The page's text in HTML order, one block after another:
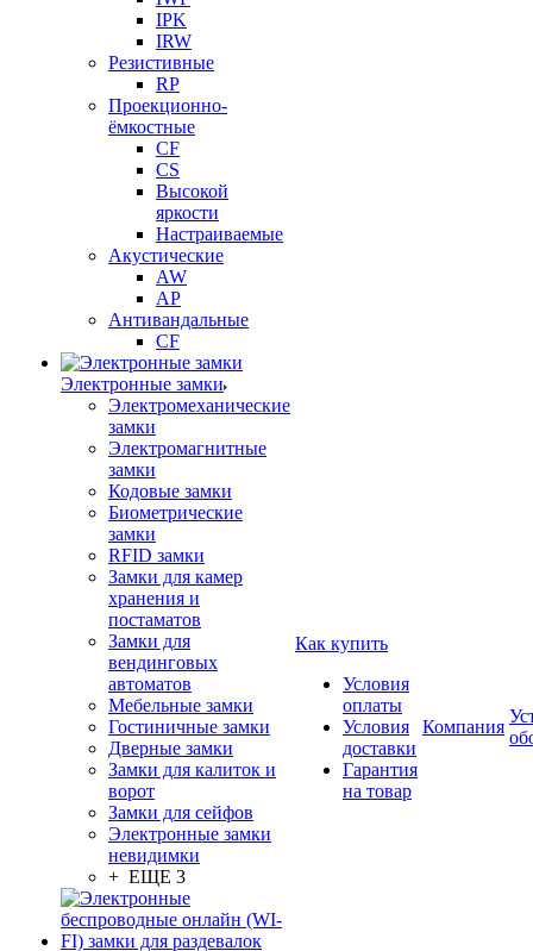
IPK
IRW
Резистивные
RP
Проекционно-
ёмкостные
CF
CS
Высокой
яркости
Настраиваемые
Акустические
AW
AP
Антивандальные
CF
Электронные замки
Электромеханические
замки
Электромагнитные
замки
Кодовые замки
Биометрические
замки
RFID замки
Замки для камер
хранения и
постаматов
Замки для
вендинговых
автоматов
Мебельные замки
Гостиничные замки
Дверные замки
Замки для калиток и
ворот
Замки для сейфов
Электронные замки
невидимки
+ ЕЩЕ 3
Как купить
Условия
оплаты
Условия
доставки
Гарантия
на товар
Компания